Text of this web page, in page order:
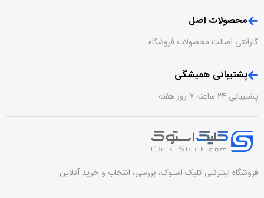
محصولات اصل
گارانتی اصالت محصولات فروشگاه
پشتیبانی همیشگی
پشتیبانی 24 ساعته 7 روز هفته
فروشگاه اینترنتی کلیک استوک، بررسی، انتخاب و خرید آنلاین